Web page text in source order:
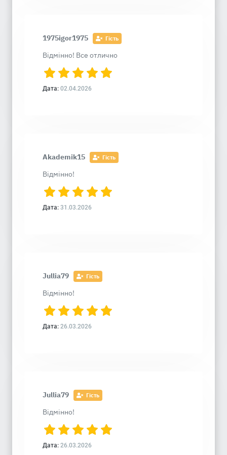
1975igor1975 Гість
Відмінно! Все отлично
Дата: 02.04.2026
Akademik15 Гість
Відмінно!
Дата: 31.03.2026
Jullia79 Гість
Відмінно!
Дата: 26.03.2026
Jullia79 Гість
Відмінно!
Дата: 26.03.2026